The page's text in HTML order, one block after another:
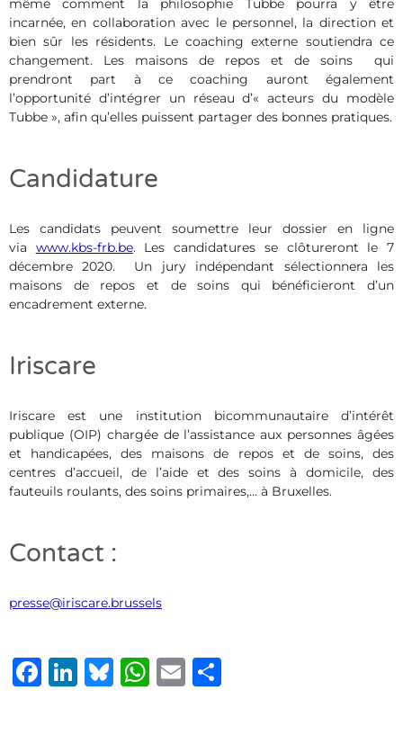
même comment la philosophie Tubbe pourra y être
incarnée, en collaboration avec le personnel, la direction et
bien sûr les résidents. Le coaching externe soutiendra ce
changement. Les maisons de repos et de soins qui
prendront part à ce coaching auront également
l’opportunité d’intégrer un réseau d’« acteurs du modèle
Tubbe », afin qu’elles puissent partager des bonnes pratiques.
Candidature
Les candidats peuvent soumettre leur dossier en ligne
via www.kbs-frb.be. Les candidatures se clôtureront le 7
décembre 2020. Un jury indépendant sélectionnera les
maisons de repos et de soins qui bénéficieront d’un
encadrement externe.
Iriscare
Iriscare est une institution bicommunautaire d’intérêt
publique (OIP) chargée de l’assistance aux personnes âgées
et handicapées, des maisons de repos et de soins, des
centres d’accueil, de l’aide et des soins à domicile, des
fauteuils roulants, des soins primaires,… à Bruxelles.
Contact :
presse@iriscare.brussels
Facebook
LinkedIn
Bluesky
WhatsApp
Email